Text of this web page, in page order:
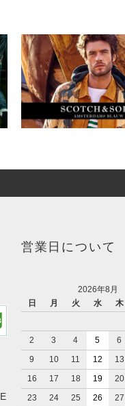
営業日について
2026年8月
日
月 火 水 木
2
3 4 5 6
9
10 11 12 13
16
17 18 19 20
23
24 25 26 27